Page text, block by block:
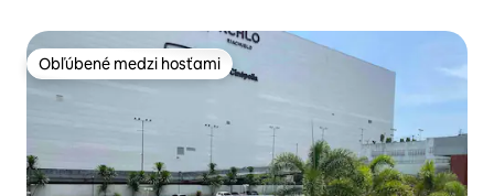
Obľúbené medzi hosťami
Obľúbené medzi hosťami